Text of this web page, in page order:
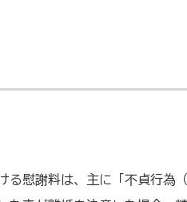
慰謝料は、主に「不貞行為